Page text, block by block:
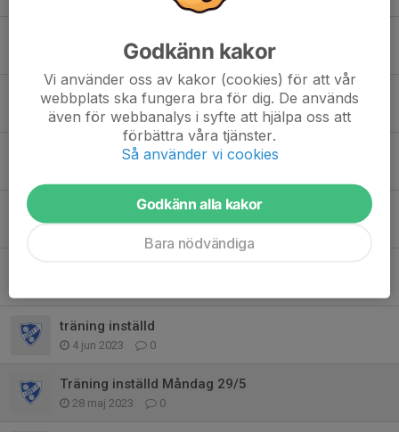
16 jan 2024 0
Träningstider Januari-Mars
8 jan 2024 0
Dag 3 Tomtecupen Tingsryd
Dag 2 Tomtecupen
träning inställd
4 jun 2023 0
Träning inställd Måndag 29/5
28 maj 2023 0
Godkänn kakor
Vi använder oss av kakor (cookies) för att vår
webbplats ska fungera bra för dig. De används
även för webbanalys i syfte att hjälpa oss att
förbättra våra tjänster.
Så använder vi cookies
Godkänn alla kakor
Bara nödvändiga